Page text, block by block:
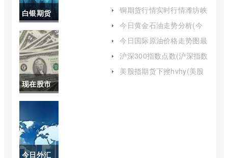
白银期货
价格分析
(白银期货
股票行情)
现在股市
大盘指数
(股市大盘
指数最新
今日外汇
铜期货行情实时行情潍坊峡
情)
今日黄金石油走势分析(今
今日国际原油价格走势图最
格走势图表)
沪深300指数点数(沪深指数
美股指期货下挫hvhy(美股